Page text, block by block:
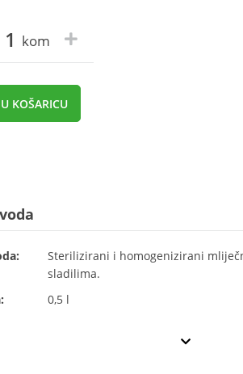
kom
KOŠARICU
Sterilizirani i homogenizirani
sladilima.
0,5 l